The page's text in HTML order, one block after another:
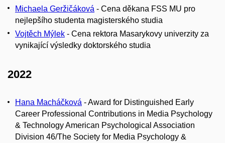
Michaela Geržičáková - Cena děkana FSS MU pro
nejlepšího studenta magisterského studia
Vojtěch Mýlek - Cena rektora Masarykovy univerzity za
vynikající výsledky doktorského studia
2022
Hana Macháčková -Award for Distinguished Early
Career Professional Contributions in Media Psychology
& Technology American Psychological Association
Division 46/The Society for Media Psychology &